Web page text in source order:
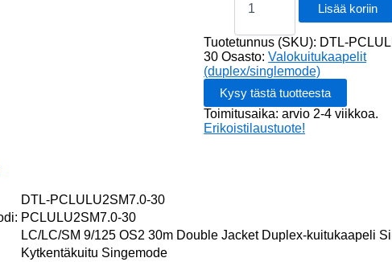
30m
Double
Jacket
Duplex-
kuitukaapeli
Singlemode
määrä
Lisää koriin
Tuotetunnus (SKU): DTL-
30 Osasto:Valokuitukaapelit
(duplex/singlemode)
Toimitusaika: arvio 2-4 viikkoa.
Erikoistilaustuote!
DTL-PCLULU2SM7.0-30
PCLULU2SM7.0-30
LC/LC/SM 9/125 OS2 30m Double Jacket Duplex-kuitukaapeli
Kytkentäkuitu Singemode